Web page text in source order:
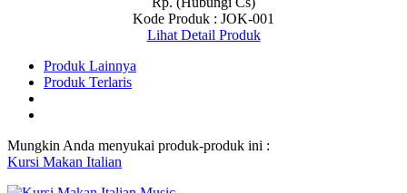
Kode Produk : JOK-001
Lihat Detail Produk
Produk Lainnya
Produk Terlaris
Mungkin Anda menyukai produk-produk ini :
Kursi Makan Italian